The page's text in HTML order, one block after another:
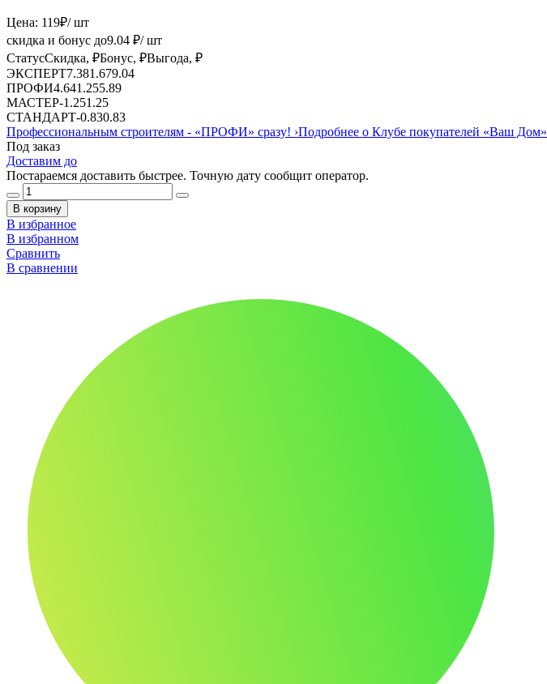
Цена: 119₽/ шт
скидка и бонус до9.04 ₽/ шт
СтатусСкидка, ₽Бонус, ₽Выгода, ₽
ЭКСПЕРТ7.381.679.04
ПРОФИ4.641.255.89
МАСТЕР-1.251.25
СТАНДАРТ-0.830.83
Профессиональным строителям - «ПРОФИ» сразу! ›Подробнее о Клубе покупателей «Ваш Дом»
Под заказ
Доставим до
Постараемся доставить быстрее. Точную дату сообщит оператор.
В корзину
В избранное
В избранном
Сравнить
В сравнении